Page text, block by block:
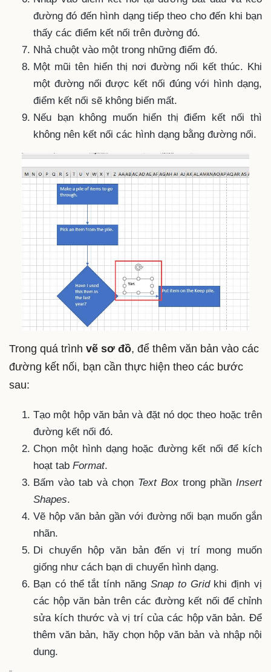
đường đó đến hình dạng tiếp theo cho đến khi bạn
thấy các điểm kết nối trên đường đó.
Nhả chuột vào một trong những điểm đó.
Một mũi tên hiển thị nơi đường nối kết thúc. Khi
một đường nối được kết nối đúng với hình dạng,
điểm kết nối sẽ không biến mất.
Nếu bạn không muốn hiển thị điểm kết nối thì
không nên kết nối các hình dạng bằng đường nối.
Trong quá trình vẽ sơ đồ, để thêm văn bản vào các
đường kết nối, bạn cần thực hiện theo các bước
sau:
Tạo một hộp văn bản và đặt nó dọc theo hoặc trên
đường kết nối đó.
Chọn một hình dạng hoặc đường kết nối để kích
hoạt tab Format.
Bấm vào tab và chọn Text Box trong phần Insert
Shapes.
Vẽ hộp văn bản gần với đường nối bạn muốn gắn
nhãn.
Di chuyển hộp văn bản đến vị trí mong muốn
giống như cách bạn di chuyển hình dạng.
Bạn có thể tắt tính năng Snap to Grid khi định vị
các hộp văn bản trên các đường kết nối để chỉnh
sửa kích thước và vị trí của các hộp văn bản. Để
thêm văn bản, hãy chọn hộp văn bản và nhập nội
dung.